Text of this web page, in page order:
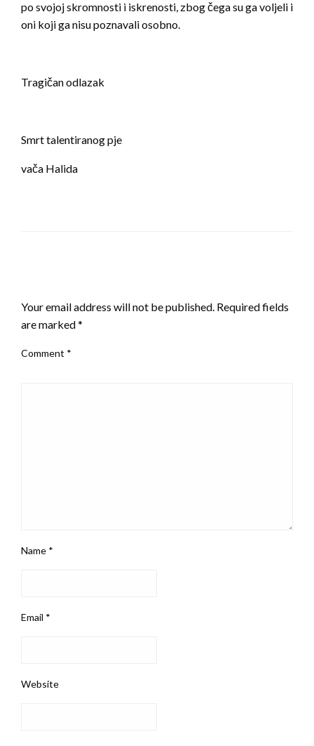
po svojoj skromnosti i iskrenosti, zbog čega su ga voljeli i
oni koji ga nisu poznavali osobno.
Tragičan odlazak
Smrt talentiranog pje
vača Halida
Your email address will not be published. Required fields
are marked*
Comment *
Name *
Email *
Website